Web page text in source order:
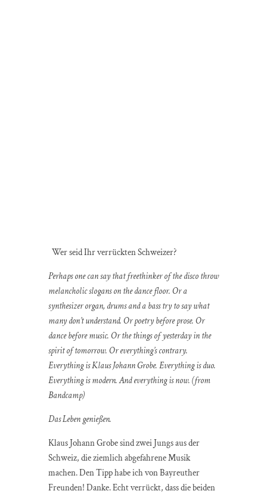
Wer seid Ihr verrückten Schweizer?
Perhaps one can say that freethinker of the disco throw
melancholic slogans on the dance floor. Or a
synthesizer organ, drums anda bass try to say what
many don’t understand. Or poetry before prose. Or
dance before music. Or the things of yesterday in the
spirit of tomorrow. Or everything’s contrary.
Everything is Klaus Johann Grobe. Everything is duo.
Everything is modern. And everything is now. (from
Bandcamp)
Das Leben genießen.
Klaus Johann Grobe sind zwei Jungs aus der
Schweiz, die ziemlich abgefahrene Musik
machen. Den Tipp habe ich von Bayreuther
Freunden! Danke. Echt verrückt, dass die beiden